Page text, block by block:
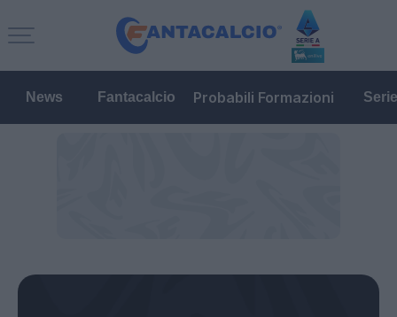
News Fantacalcio Probabili Formazioni